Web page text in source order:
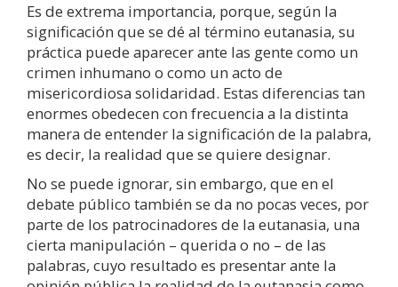
Es de extrema importancia, porque, según la
significación que se dé al término eutanasia, su
práctica puede aparecer ante las gente como un
crimen inhumano o como un acto de
misericordiosa solidaridad. Estas diferencias tan
enormes obedecen con frecuencia a la distinta
manera de entender la significación de la palabra,
es decir, la realidad que se quiere designar.
No se puede ignorar, sin embargo, que en el
debate público también se da no pocas veces, por
parte de los patrocinadores de la eutanasia, una
cierta manipulación – querida o no – de las
palabras, cuyo resultado es presentar ante la